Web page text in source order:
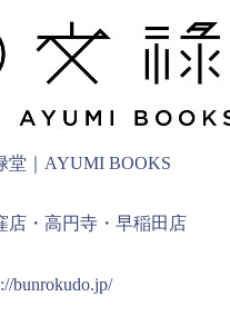
堂｜AYUMI BOOKS
店・高円寺・早稲田店
bunrokudo.jp/